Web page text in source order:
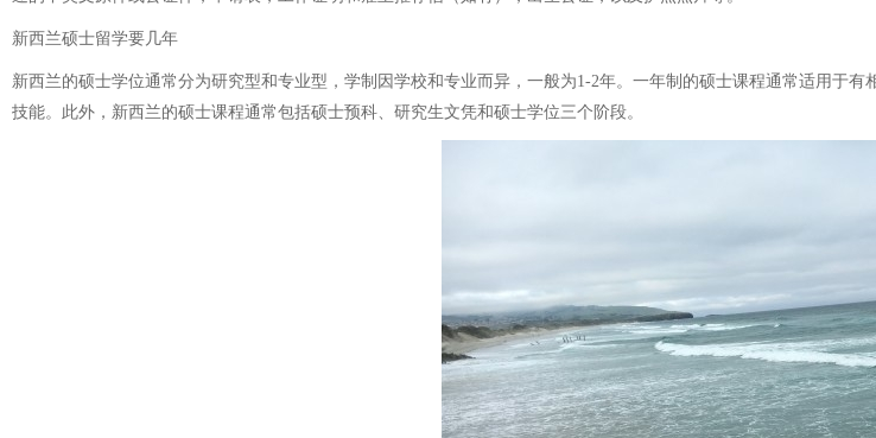
新西兰硕士留学要几年
新西兰的硕士学位通常分为研究型和专业型，学制因学校和专业而异，一般为1-2年。一年制的硕士课程通常适用于
技能。此外，新西兰的硕士课程通常包括硕士预科、研究生文凭和硕士学位三个阶段。